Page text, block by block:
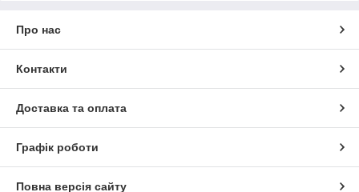
Про нас
Контакти
Доставка та оплата
Графік роботи
Повна версія сайту